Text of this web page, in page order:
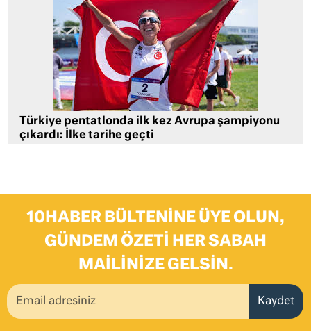
Türkiye pentatlonda ilk kez Avrupa şampiyonu
çıkardı: İlke tarihe geçti
10HABER BÜLTENINE ÜYE OLUN,
GÜNDEM ÖZETI HER SABAH
MAILINIZE GELSIN.
Kaydet